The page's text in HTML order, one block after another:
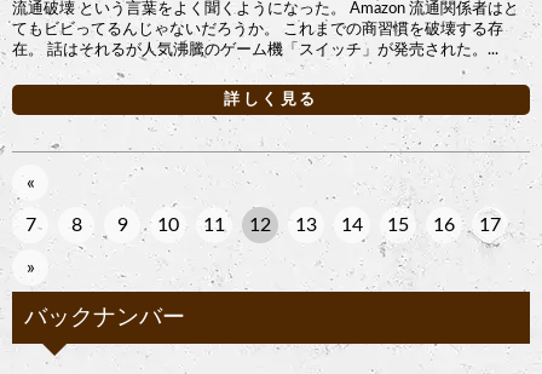
流通破壊 という言葉をよく聞くようになった。 Amazon 流通関係者はと
てもビビってるんじゃないだろうか。 これまでの商習慣を破壊する存
在。 話はそれるが人気沸騰のゲーム機「スイッチ」が発売された。...
詳しく見る
«
7 8 9 10 11 12 13 14 15 16 17
»
バックナンバー